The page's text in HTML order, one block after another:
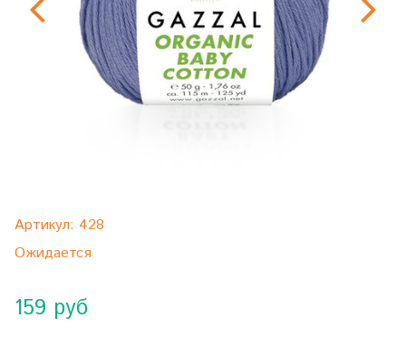
Артикул: 428
Ожидается
159 руб